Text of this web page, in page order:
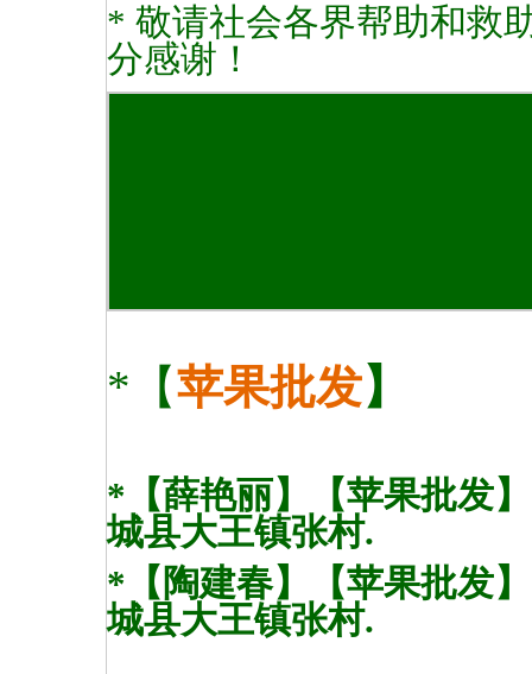
* 敬请社会各界帮助和救
分感谢！
*【苹果批发】
*【薛艳丽】【苹果批发
城县大王镇张村.
*【陶建春】【苹果批发
城县大王镇张村.